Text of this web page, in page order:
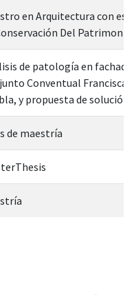
en Arquitectura con
Del
de patología en
Conventual
y propuesta de solución
de maestría